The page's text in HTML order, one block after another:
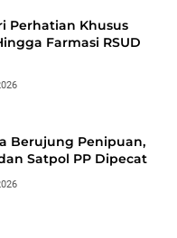
Perhatian Khusus
Farmasi RSUD
Berujung Penipuan,
Satpol PP Dipecat